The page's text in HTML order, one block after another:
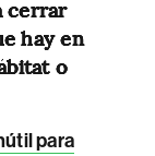
cerrar
hay en
o
para